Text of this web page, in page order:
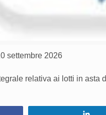
settembre 2026
relativa ai lotti in asta